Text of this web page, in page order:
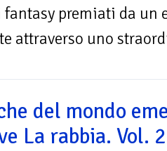
premiati da un
attraverso uno
del mondo
La rabbia. Vol. 2